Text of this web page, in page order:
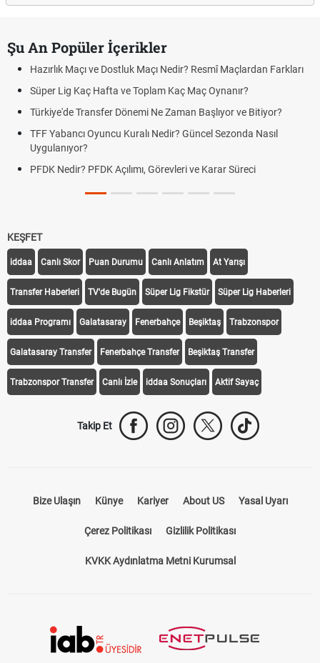
Şu An Popüler İçerikler
Hazırlık Maçı ve Dostluk Maçı Nedir? Resmî Maçlardan Farkları
Süper Lig Kaç Hafta ve Toplam Kaç Maç Oynanır?
Türkiye'de Transfer Dönemi Ne Zaman Başlıyor ve Bitiyor?
TFF Yabancı Oyuncu Kuralı Nedir? Güncel Sezonda Nasıl
Uygulanıyor?
PFDK Nedir? PFDK Açılımı, Görevleri ve Karar Süreci
KEŞFET
iddaa Canlı Skor Puan Durumu Canlı Anlatım At Yarışı
Transfer Haberleri TV'de Bugün Süper Lig Fikstür Süper Lig Haberleri
iddaa Programı Galatasaray Fenerbahçe Beşiktaş Trabzonspor
Galatasaray Transfer Fenerbahçe Transfer Beşiktaş Transfer
Trabzonspor Transfer Canlı İzle iddaa Sonuçları Aktif Sayaç
Takip Et
Bize Ulaşın Künye Kariyer About US Yasal Uyarı
Çerez Politikası Gizlilik Politikası
KVKK Aydınlatma Metni Kurumsal